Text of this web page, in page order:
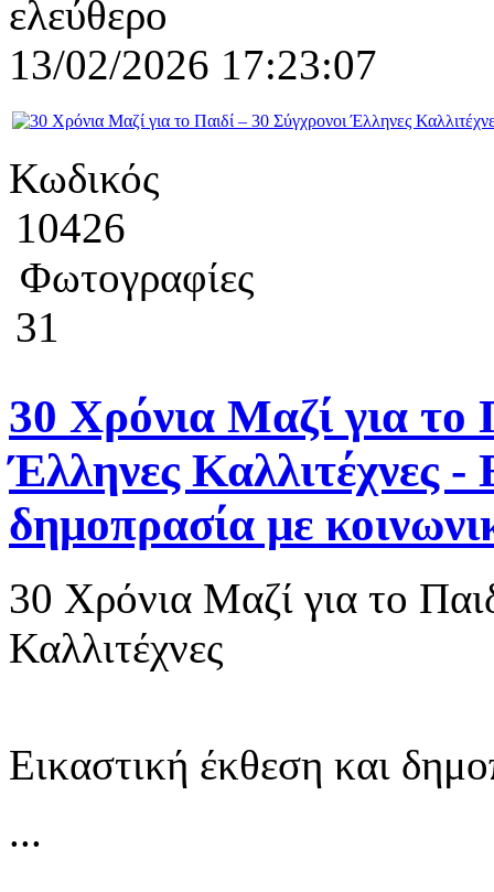
ελεύθερο
13/02/2026 17:23:07
Κωδικός
10426
Φωτογραφίες
31
30 Χρόνια Μαζί για το
Έλληνες Καλλιτέχνες -
δημοπρασία με
30 Χρόνια Μαζί για το
Καλλιτέχνες
Εικαστική έκθεση και
...